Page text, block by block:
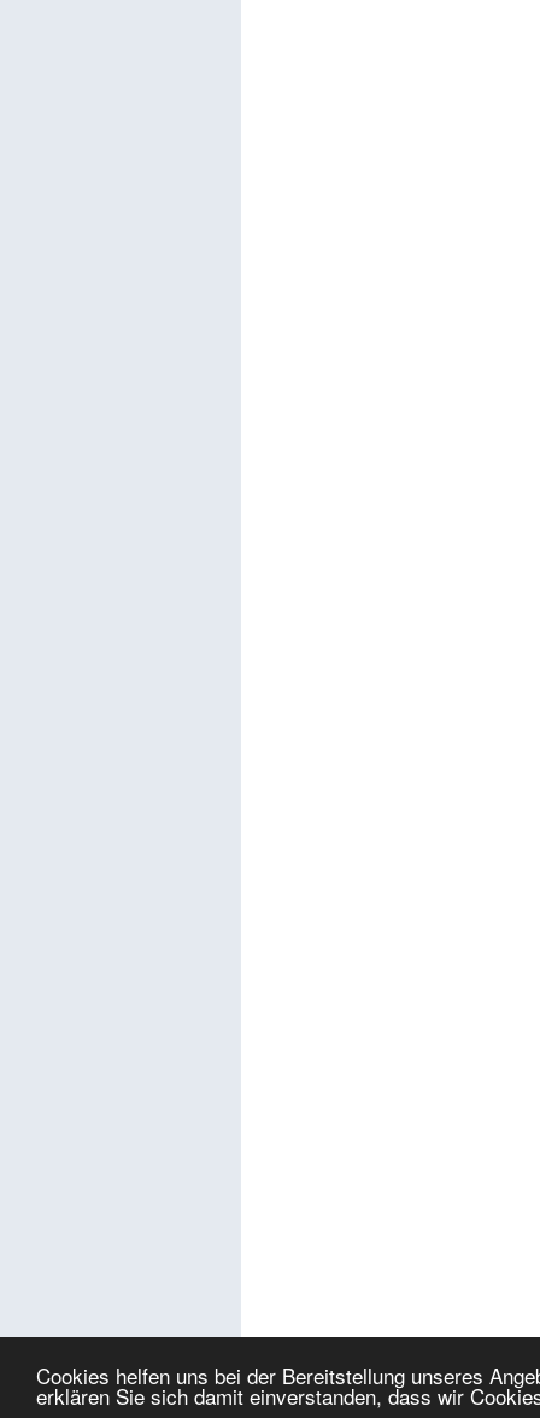
Cookies helfen uns bei der Bereitstellung unseres
erklären Sie sich damit einverstanden, dass wir